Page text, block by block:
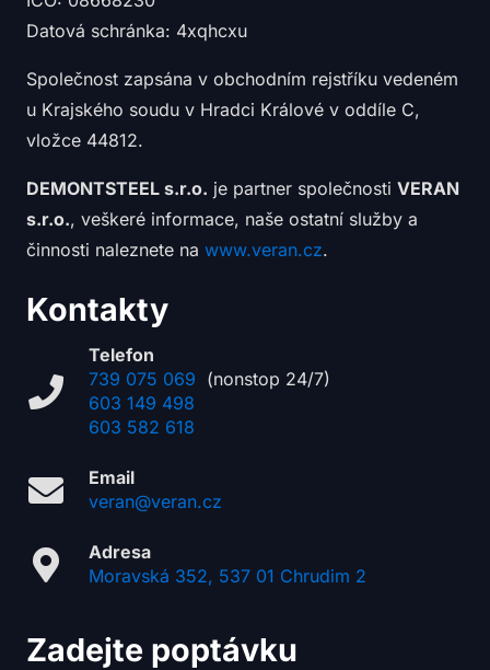
Datová schránka: 4xqhcxu
Společnost zapsána v obchodním rejstříku vedeném
u Krajského soudu v Hradci Králové v oddíle C,
vložce 44812.
DEMONTSTEEL s.r.o. je partner společnosti VERAN
s.r.o., veškeré informace, naše ostatní služby a
činnosti naleznete na www.veran.cz.
Kontakty
Telefon
739 075 069 (nonstop 24/7)
603 149 498
603 582 618
Email
veran@veran.cz
Adresa
Moravská 352, 537 01 Chrudim 2
Zadejte poptávku